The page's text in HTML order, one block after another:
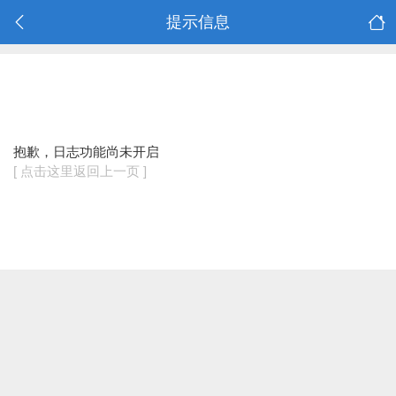
提示信息
抱歉，日志功能尚未开启
[ 点击这里返回上一页 ]